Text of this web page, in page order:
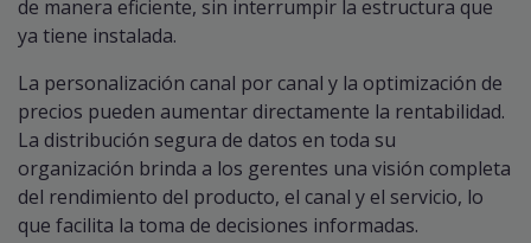
de manera eficiente, sin interrumpir la estructura que
ya tiene instalada. ​
La personalización canal por canal y la optimización de
precios pueden aumentar directamente la rentabilidad.
La distribución segura de datos en toda su
organización brinda a los gerentes una visión completa
del rendimiento del producto, el canal y el servicio, lo
que facilita la toma de decisiones informadas.